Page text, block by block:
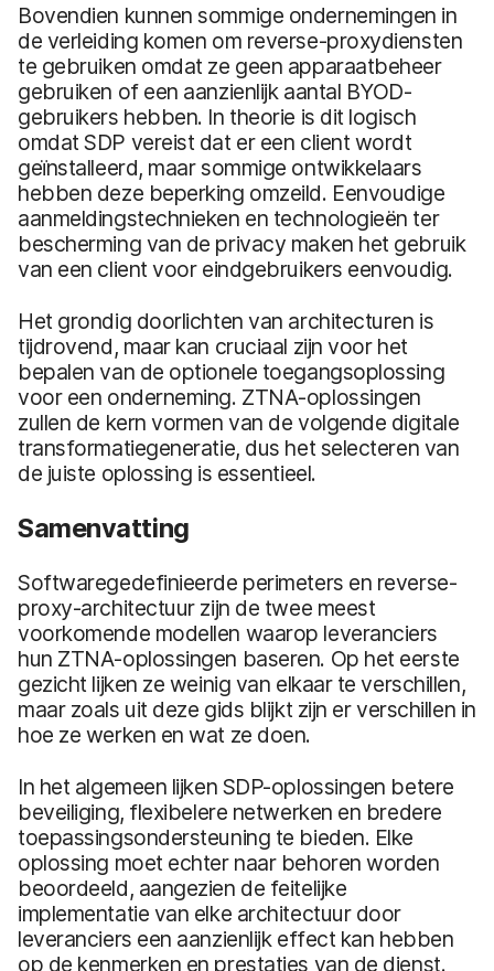
Bovendien kunnen sommige ondernemingen in
de verleiding komen om reverse-proxydiensten
te gebruiken omdat ze geen apparaatbeheer
gebruiken of een aanzienlijk aantal BYOD-
gebruikers hebben. In theorie is dit logisch
omdat SDP vereist dat er een client wordt
geïnstalleerd, maar sommige ontwikkelaars
hebben deze beperking omzeild. Eenvoudige
aanmeldingstechnieken en technologieën ter
bescherming van de privacy maken het gebruik
van een client voor eindgebruikers eenvoudig.
Het grondig doorlichten van architecturen is
tijdrovend, maar kan cruciaal zijn voor het
bepalen van de optionele toegangsoplossing
voor een onderneming. ZTNA-oplossingen
zullen de kern vormen van de volgende digitale
transformatiegeneratie, dus het selecteren van
de juiste oplossing is essentieel.
Samenvatting
Softwaregedefinieerde perimeters en reverse-
proxy-architectuur zijn de twee meest
voorkomende modellen waarop leveranciers
hun ZTNA-oplossingen baseren. Op het eerste
gezicht lijken ze weinig van elkaar te verschillen,
maar zoals uit deze gids blijkt zijn er verschillen in
hoe ze werken en wat ze doen.
In het algemeen lijken SDP-oplossingen betere
beveiliging, flexibelere netwerken en bredere
toepassingsondersteuning te bieden. Elke
oplossing moet echter naar behoren worden
beoordeeld, aangezien de feitelijke
implementatie van elke architectuur door
leveranciers een aanzienlijk effect kan hebben
op de kenmerken en prestaties van de dienst.